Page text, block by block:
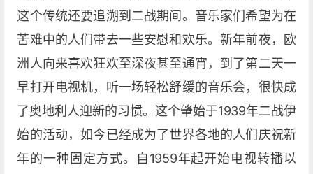
这个传统还要追溯到二战期间。音乐家们希望为在
苦难中的人们带去一些安慰和欢乐。新年前夜，欧
洲人向来喜欢狂欢至深夜甚至通宵，到了第二天一
早打开电视机，听一场轻松舒缓的音乐会，很快成
了奥地利人迎新的习惯。这个肇始于1939年二战伊
始的活动，如今已经成为了世界各地的人们庆祝新
年的一种固定方式。自1959年起开始电视转播以